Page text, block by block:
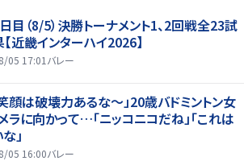
目（8/5）決勝トーナメント1、2回戦全23試
近畿インターハイ2026】
05 17:01 バレー
顔は破壊力あるな〜」20歳バドミントン女
ラに向かって…「ニッコニコだね」「これは
」
05 16:00バレー